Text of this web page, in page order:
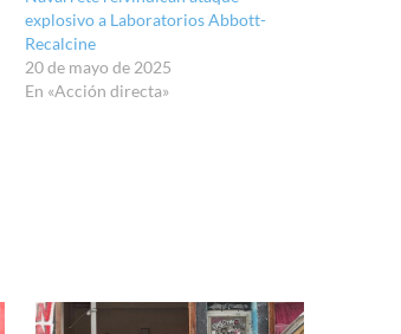
explosivo a Laboratorios Abbott-
Recalcine
20 de mayo de 2025
En «Acción directa»